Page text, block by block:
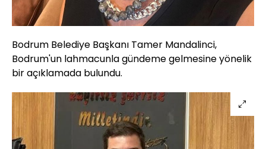
Bodrum Belediye Başkanı Tamer Mandalinci,
Bodrum'un lahmacunla gündeme gelmesine yönelik
bir açıklamada bulundu.